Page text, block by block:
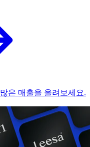
은 매출을 올려보세요.